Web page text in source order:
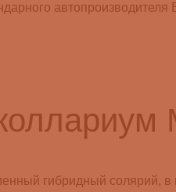
автопроизводителя
гибридный солярий, в